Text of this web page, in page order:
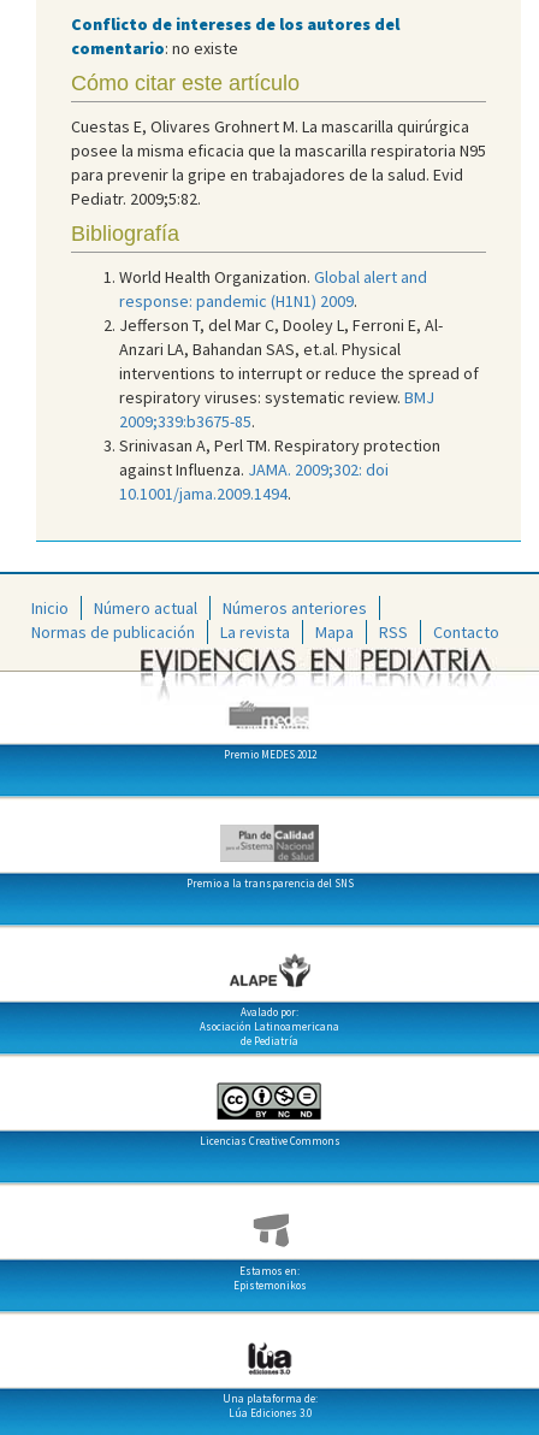
Conflicto de intereses de los autores del
comentario: no existe
Cómo citar este artículo
Cuestas E, Olivares Grohnert M. La mascarilla quirúrgica
posee la misma eficacia que la mascarilla respiratoria N95
para prevenir la gripe en trabajadores de la salud. Evid
Pediatr. 2009;5:82.
Bibliografía
World Health Organization. Global alert and
response: pandemic (H1N1) 2009.
Jefferson T, del Mar C, Dooley L, Ferroni E, Al-
Anzari LA, Bahandan SAS, et.al. Physical
interventions to interrupt or reduce the spread of
respiratory viruses: systematic review. BMJ
2009;339:b3675-85.
Srinivasan A, Perl TM. Respiratory protection
against Influenza. JAMA. 2009;302: doi
10.1001/jama.2009.1494.
Inicio Número actual
Números anteriores
Normas de publicación
La revista Mapa RSS Contacto
Premio MEDES 2012
Premio a la transparencia del SNS
Avalado por:
Asociación Latinoamericana
de Pediatría
Licencias Creative Commons
Estamos en:
Epistemonikos
Una plataforma de:
Lúa Ediciones 3.0